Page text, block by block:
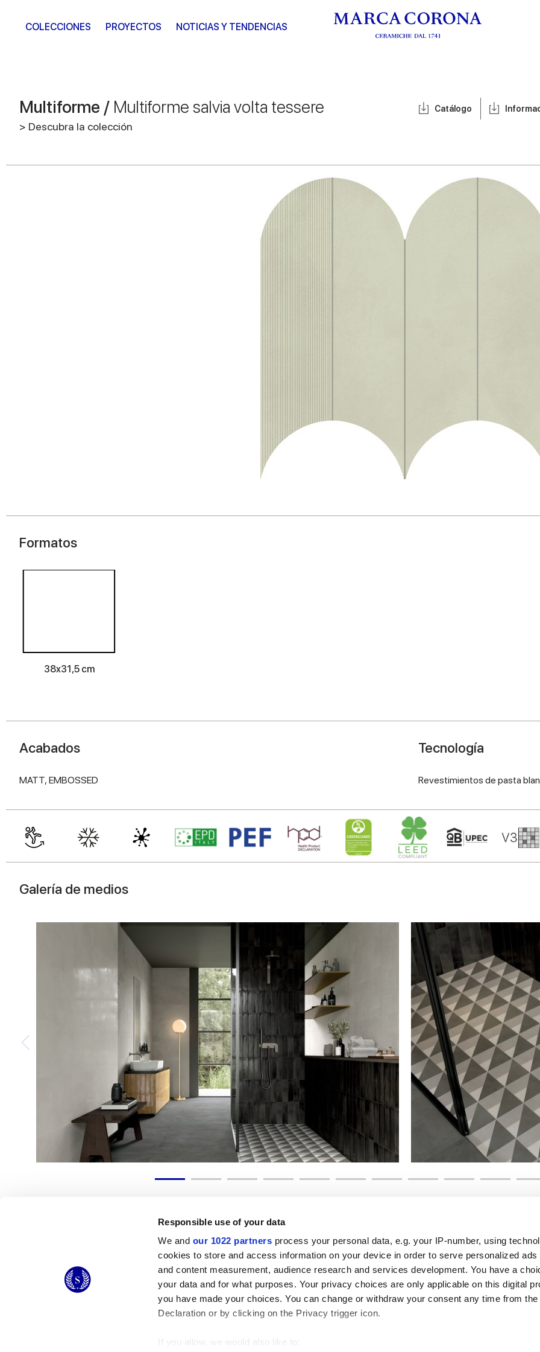
Responsible use of your data
We and our 1022 partners process your personal data, e.g. your IP-number, using
cookies to store and access information on your device in order to serve personalized ads
and content measurement, audience research and services development. You have a
your data and for what purposes. Your privacy choices are only applicable on this digital
you have made your choices. You can change or withdraw your consent any time from
Declaration or by clicking on the Privacy trigger icon.
If you allow, we would also like to:
COLECCIONES PROYECTOS NOTICIAS Y TENDENCIAS
Multiforme / Multiforme salvia volta tessere
> Descubra la colección
Catálogo
Formatos
38x31,5 cm
Acabados
MATT, EMBOSSED
Tecnología
Revestimientos de pasta
Galería de medios
© 2026 CERAMICHE MARCA CORONA S.P.A.
Ceramiche Marca Corona
S.p.a. - P.IVA: IT00628160368
Via Emilia Romagna 7, 41049 Sassuolo (MO) Italy
Enlaces útiles
Mi Marca Corona
Contáctenos
Galleria Marca Corona
Área jurídica
Condiciones de venta
Cookies